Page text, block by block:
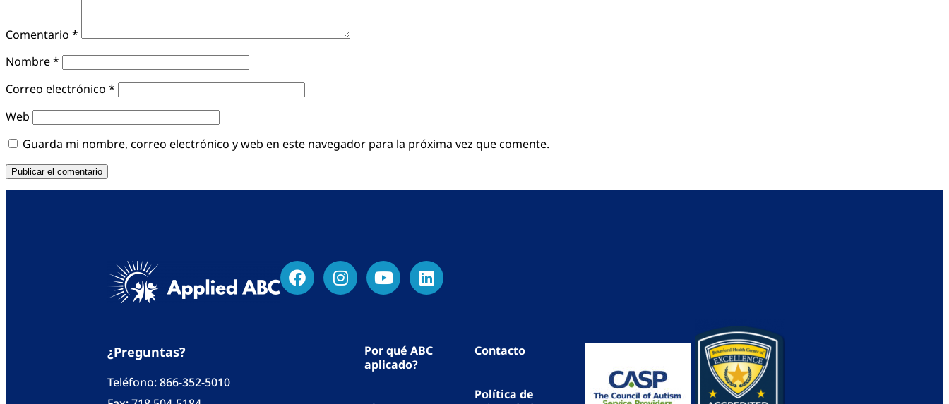
Comentario *
Nombre*
Correo electrónico *
Web
Guarda mi nombre, correo electrónico y web en este navegador para la próxima vez que comente.
¿Preguntas?
Teléfono:866-352-5010
Por qué ABC
aplicado?
Contacto
Política de